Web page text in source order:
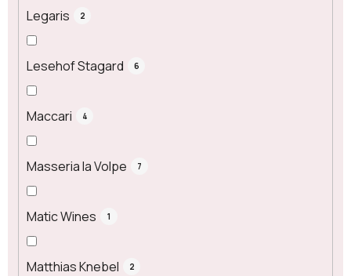
Legaris 2
Lesehof Stagard 6
Maccari 4
Masseria la Volpe 7
Matic Wines 1
Matthias Knebel 2